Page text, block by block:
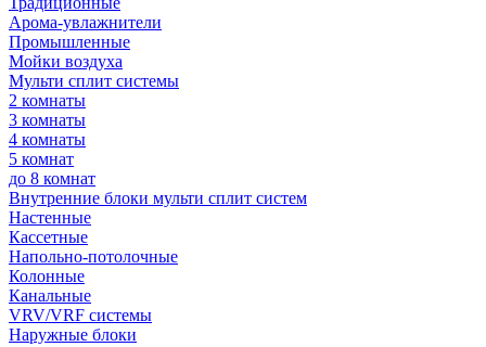
Арома-увлажнители
Промышленные
Мойки воздуха
Мульти сплит системы
2 комнаты
3 комнаты
4 комнаты
5 комнат
до 8 комнат
Внутренние блоки мульти сплит систем
Настенные
Кассетные
Напольно-потолочные
Колонные
Канальные
VRV/VRF системы
Наружные блоки